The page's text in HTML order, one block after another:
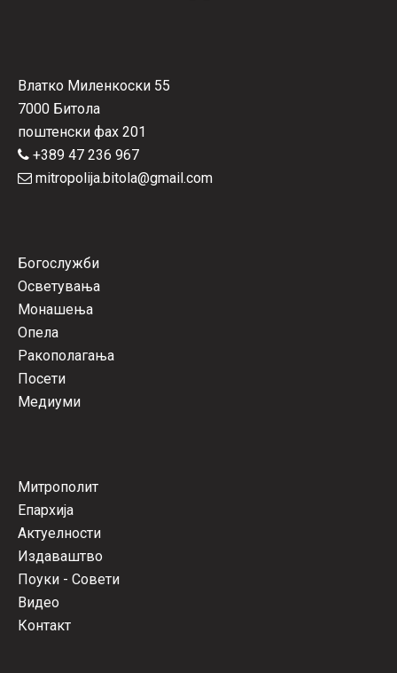
Влатко Миленкоски 55
7000 Битола
поштенски фах 201
+389 47 236 967
mitropolija.bitola@gmail.com
Богослужби
Осветувања
Монашења
Опела
Ракополагања
Посети
Медиуми
Митрополит
Епархија
Актуелности
Издаваштво
Поуки - Совети
Видео
Контакт